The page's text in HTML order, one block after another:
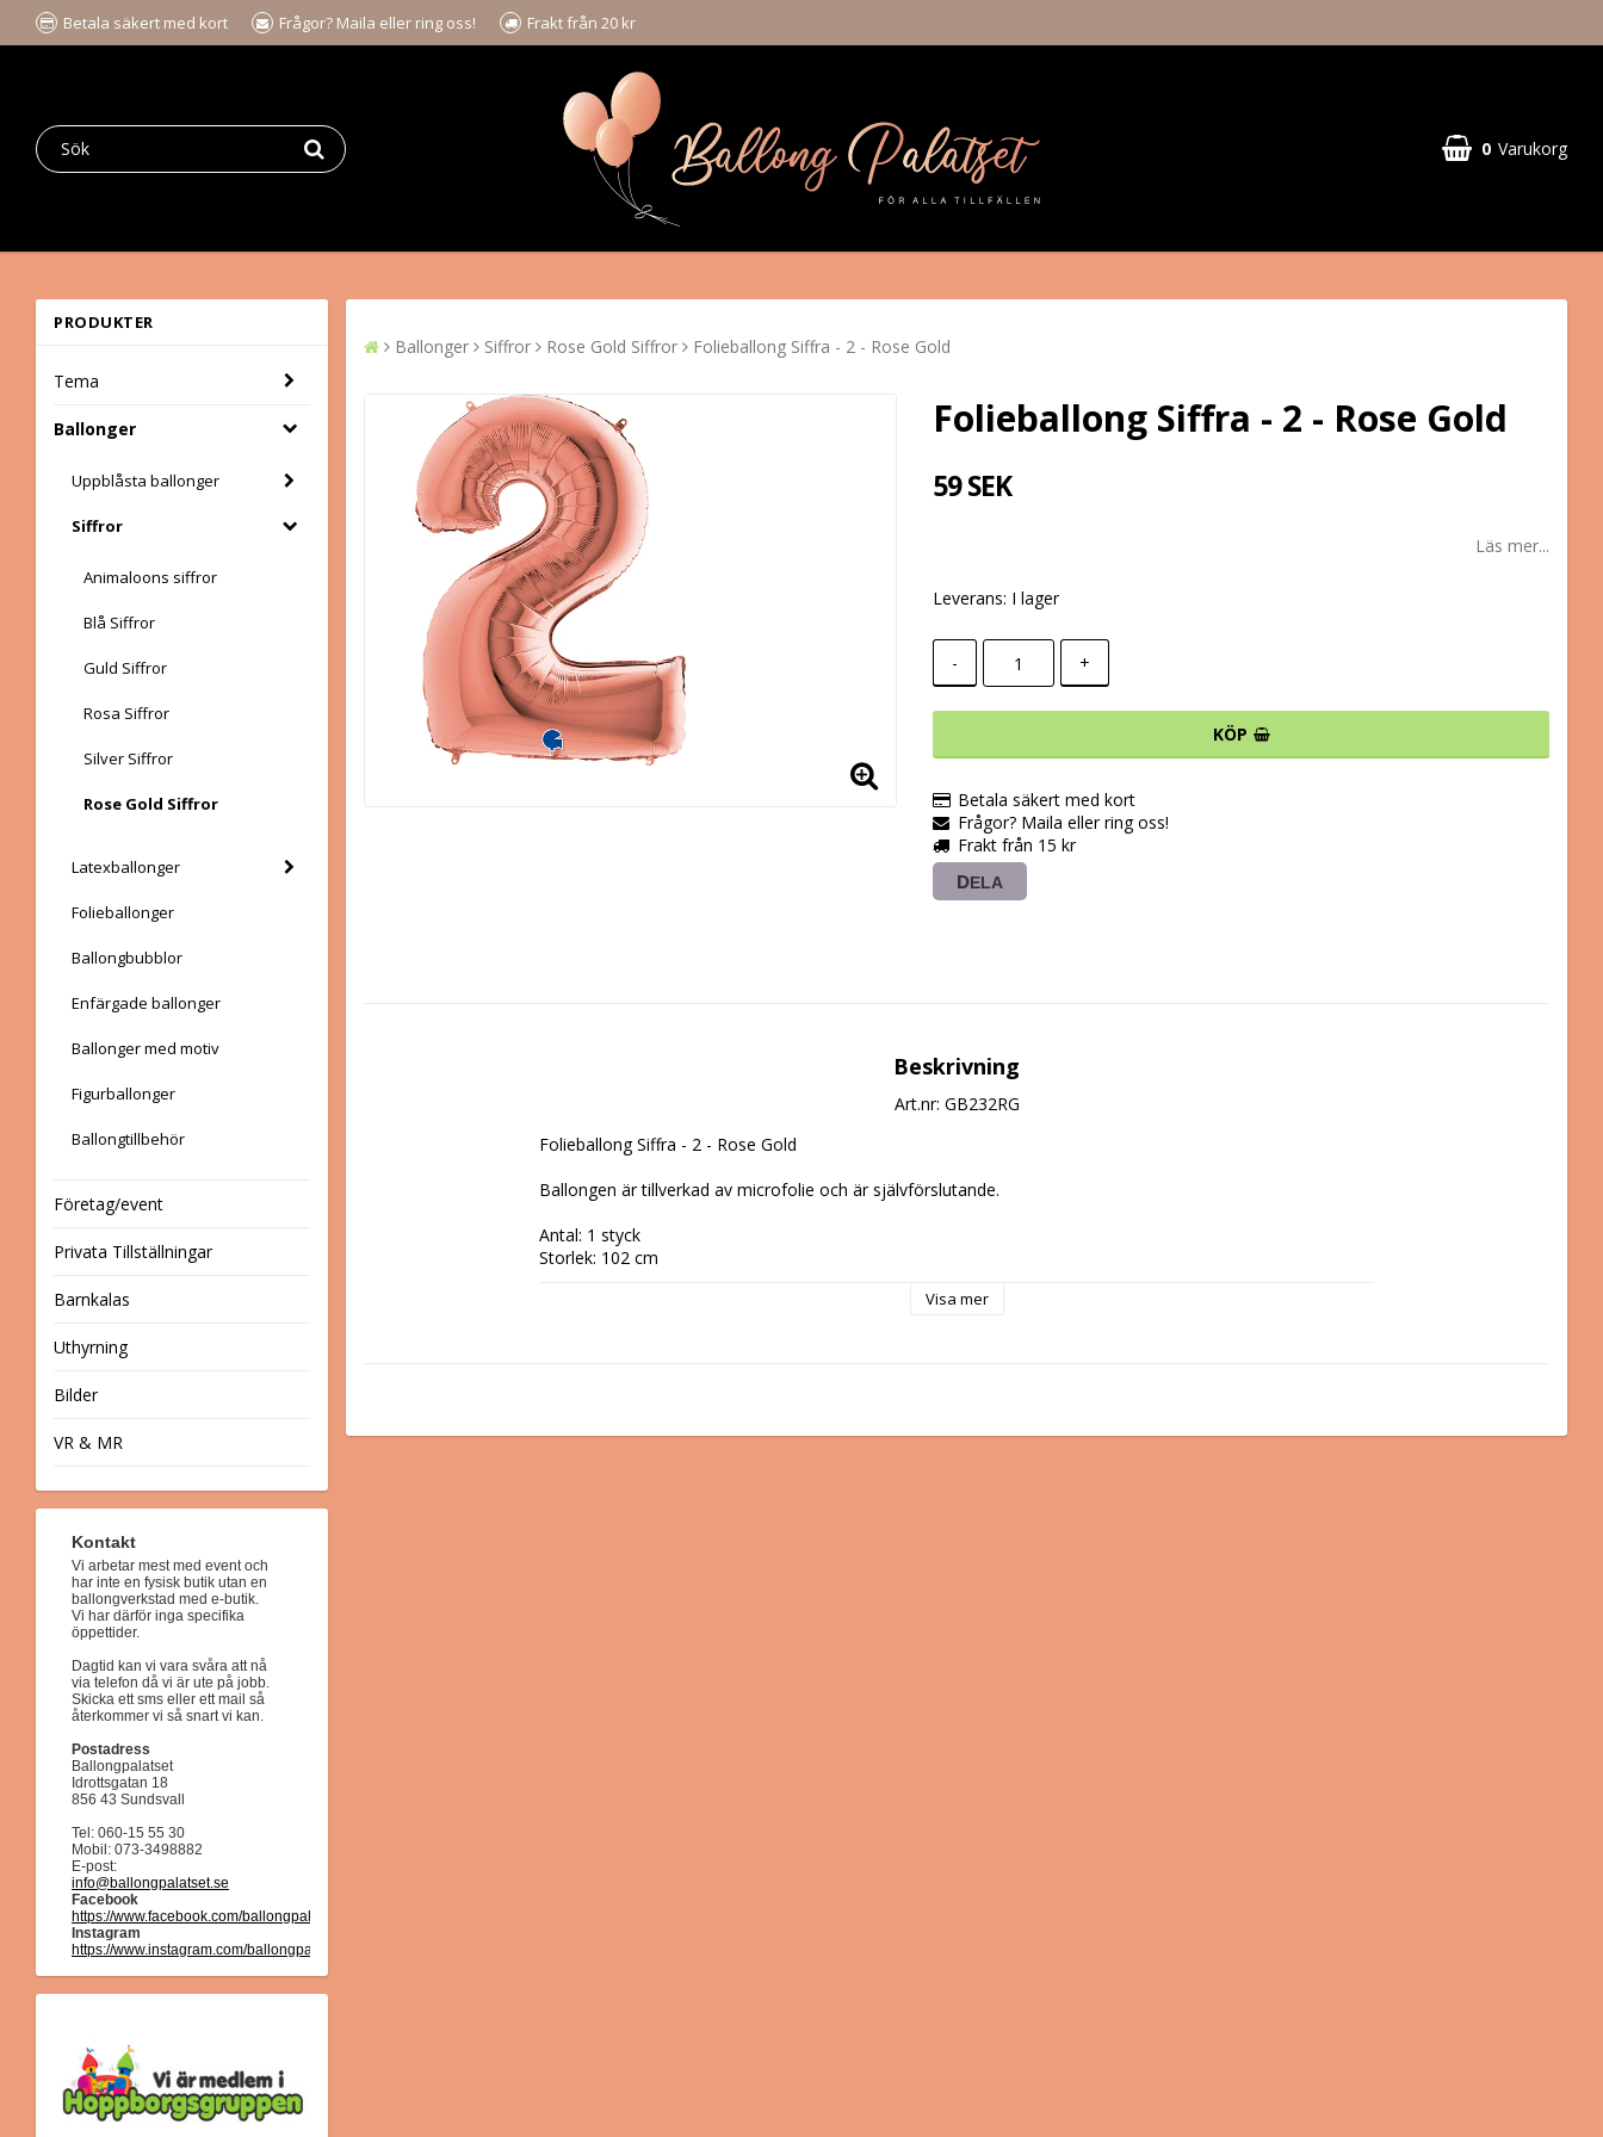
Betala säkert med kort Frågor? Maila eller ring oss! Frakt från 20 kr
0 Varukorg
PRODUKTER
Tema
Ballonger
Uppblåsta ballonger
Siffror
Animaloons siffror
Blå Siffror
Guld Siffror
Rosa Siffror
Silver Siffror
Rose Gold Siffror
Latexballonger
Folieballonger
Ballongbubblor
Enfärgade ballonger
Ballonger med motiv
Figurballonger
Ballongtillbehör
Företag/event
Privata Tillställningar
Barnkalas
Uthyrning
Bilder
VR & MR
Kontakt
Vi arbetar mest med event och
har inte en fysisk butik utan en
ballongverkstad med e-butik.
Vi har därför inga specifika
öppettider.
Dagtid kan vi vara svåra att nå
via telefon då vi är ute på jobb.
Skicka ett sms eller ett mail så
återkommer vi så snart vi kan.
Postadress
Ballongpalatset
Idrottsgatan 18
856 43 Sundsvall
Tel: 060-15 55 30
Mobil: 073-3498882
E-post:
info@ballongpalatset.se
Facebook
https://www.facebook.com/ballongpalatset/
Instagram
https://www.instagram.com/ballongpalatset/
Ballonger Siffror Rose Gold Siffror Folieballong Siffra - 2 - Rose Gold
Folieballong Siffra - 2 - Rose Gold
59 SEK
Läs mer...
Leverans: I lager
- +
KÖP
Betala säkert med kort
Frågor? Maila eller ring oss!
Frakt från 15 kr
DELA
Beskrivning
Art.nr: GB232RG
Folieballong Siffra - 2 - Rose Gold
Ballongen är tillverkad av microfolie och är självförslutande.
Antal: 1 styck
Storlek: 102 cm
Visa mer